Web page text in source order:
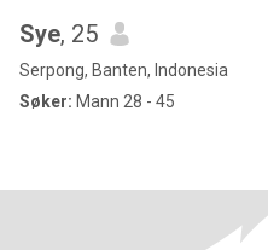
Sye, 25
Serpong, Banten, Indonesia
Søker: Mann 28 - 45